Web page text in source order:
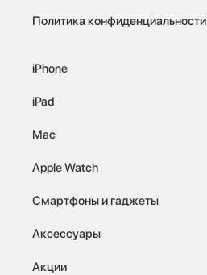
Политика конфиденциальности
iPhone
iPad
Mac
Apple Watch
Смартфоны и гаджеты
Аксессуары
Акции